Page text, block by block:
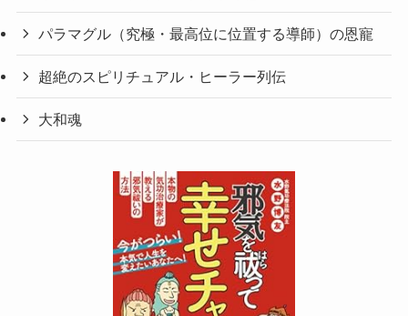
パラマグル（究極・最高位に位置する導師）の恩寵
超絶のスピリチュアル・ヒーラー列伝
大和魂